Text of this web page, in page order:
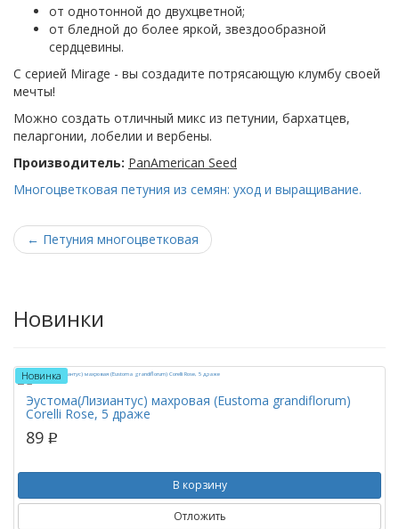
от однотонной до двухцветной;
от бледной до более яркой, звездообразной
сердцевины.
С серией Mirage - вы создадите потрясающую клумбу своей
мечты!
Можно создать отличный микс из петунии, бархатцев,
пеларгонии, лобелии и вербены.
Производитель: PanAmerican Seed
Многоцветковая петуния из семян: уход и выращивание.
← Петуния многоцветковая
Новинки
Новинка
Эустома(Лизиантус) махровая (Eustoma grandiflorum)
Corelli Rose, 5 драже
89 p
В корзину
Отложить